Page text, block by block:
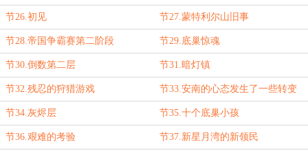
节26.初见 节27.蒙特利尔山旧事
节28.帝国争霸赛第二阶段 节29.底巢惊魂
节30.倒数第二层 节31.暗灯镇
节32.残忍的狩猎游戏 节33.安南的心态发生了一些转变
节34.灰烬层 节35.十个底巢小孩
节36.艰难的考验 节37.新星月湾的新领民